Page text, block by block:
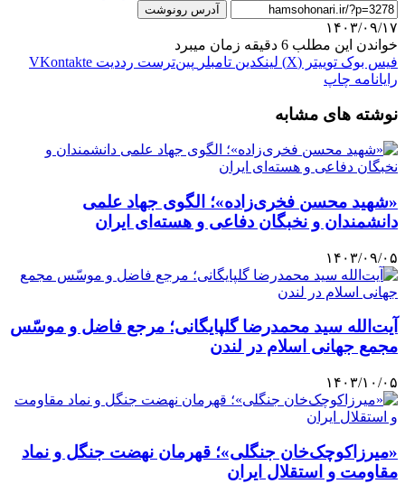
آدرس رونوشت
۱۴۰۳/۰۹/۱۷
خواندن این مطلب 6 دقیقه زمان میبرد
فیس بوک توییتر (X) لینکدین ‫تامبلر ‫پین‌ترست ‫رددیت ‫VKontakte
رایانامه چاپ
نوشته های مشابه
«شهید محسن فخری‌زاده»؛ الگوی جهاد علمی
دانشمندان و نخبگان دفاعی و هسته‌ای ایران
۱۴۰۳/۰۹/۰۵
آیت‌الله سید محمدرضا گلپایگانی؛ مرجع فاضل و موسّس
مجمع جهانی اسلام در لندن
۱۴۰۳/۱۰/۰۵
«میرزاکوچک‌خان جنگلی»؛ قهرمان نهضت جنگل و نماد
مقاومت و استقلال ایران